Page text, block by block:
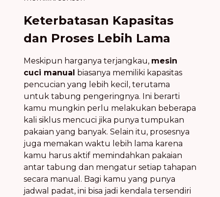
Keterbatasan Kapasitas
dan Proses Lebih Lama
Meskipun harganya terjangkau, mesin
cuci manual biasanya memiliki kapasitas
pencucian yang lebih kecil, terutama
untuk tabung pengeringnya. Ini berarti
kamu mungkin perlu melakukan beberapa
kali siklus mencuci jika punya tumpukan
pakaian yang banyak. Selain itu, prosesnya
juga memakan waktu lebih lama karena
kamu harus aktif memindahkan pakaian
antar tabung dan mengatur setiap tahapan
secara manual. Bagi kamu yang punya
jadwal padat, ini bisa jadi kendala tersendiri